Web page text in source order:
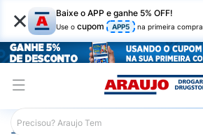
× Baixe o APP e ganhe 5% OFF!
Use o cupom APP5 na primeira compra
Araujo Nutrição Saudável